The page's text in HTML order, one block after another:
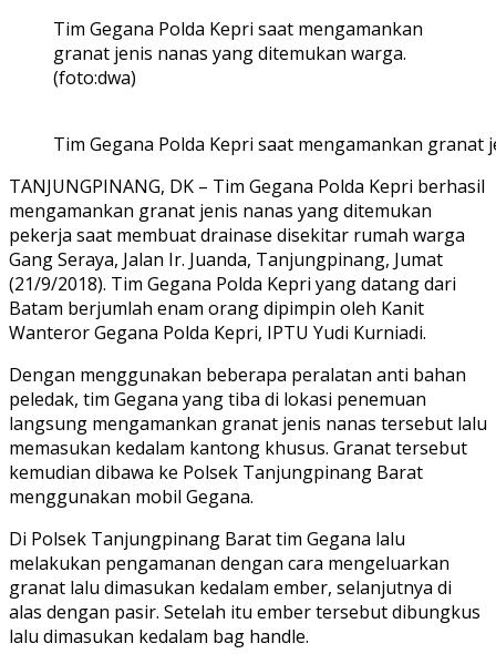
Tim Gegana Polda Kepri saat mengamankan
granat jenis nanas yang ditemukan warga.
(foto:dwa)
Tim Gegana Polda Kepri saat mengamankan
TANJUNGPINANG, DK – Tim Gegana Polda Kepri berhasil
mengamankan granat jenis nanas yang ditemukan
pekerja saat membuat drainase disekitar rumah warga
Gang Seraya, Jalan Ir. Juanda, Tanjungpinang, Jumat
(21/9/2018). Tim Gegana Polda Kepri yang datang dari
Batam berjumlah enam orang dipimpin oleh Kanit
Wanteror Gegana Polda Kepri, IPTU Yudi Kurniadi.
Dengan menggunakan beberapa peralatan anti bahan
peledak, tim Gegana yang tiba di lokasi penemuan
langsung mengamankan granat jenis nanas tersebut lalu
memasukan kedalam kantong khusus. Granat tersebut
kemudian dibawa ke Polsek Tanjungpinang Barat
menggunakan mobil Gegana.
Di Polsek Tanjungpinang Barat tim Gegana lalu
melakukan pengamanan dengan cara mengeluarkan
granat lalu dimasukan kedalam ember, selanjutnya di
alas dengan pasir. Setelah itu ember tersebut dibungkus
lalu dimasukan kedalam bag handle.